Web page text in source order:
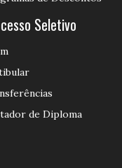
Seletivo
de Diploma